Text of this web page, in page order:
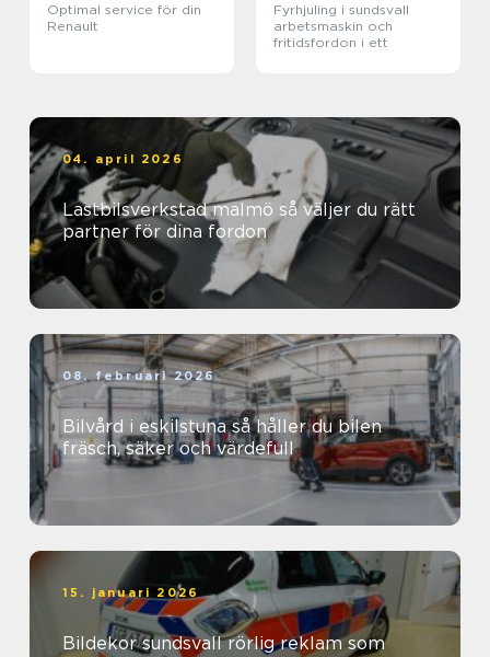
Optimal service för din
Renault
Fyrhjuling i sundsvall
arbetsmaskin och
fritidsfordon i ett
04. april 2026
Lastbilsverkstad malmö så väljer du rätt
partner för dina fordon
08. februari 2026
Bilvård i eskilstuna så håller du bilen
fräsch, säker och värdefull
15. januari 2026
Bildekor sundsvall rörlig reklam som